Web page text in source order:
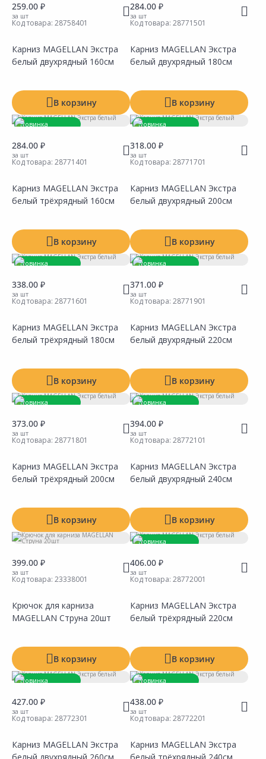
259.00 ₽
за шт
Код товара: 28758401
Карниз MAGELLAN Экстра
белый двухрядный 160см
В корзину
284.00 ₽
за шт
Код товара: 28771501
Карниз MAGELLAN Экстра
белый двухрядный 180см
В корзину
Новинка
284.00 ₽
за шт
Код товара: 28771401
Карниз MAGELLAN Экстра
белый трёхрядный 160см
В корзину
Новинка
318.00 ₽
за шт
Код товара: 28771701
Карниз MAGELLAN Экстра
белый двухрядный 200см
В корзину
Новинка
338.00 ₽
за шт
Код товара: 28771601
Карниз MAGELLAN Экстра
белый трёхрядный 180см
В корзину
Новинка
371.00 ₽
за шт
Код товара: 28771901
Карниз MAGELLAN Экстра
белый двухрядный 220см
В корзину
Новинка
373.00 ₽
за шт
Код товара: 28771801
Карниз MAGELLAN Экстра
белый трёхрядный 200см
В корзину
Новинка
394.00 ₽
за шт
Код товара: 28772101
Карниз MAGELLAN Экстра
белый двухрядный 240см
В корзину
399.00 ₽
за шт
Код товара: 23338001
Крючок для карниза
MAGELLAN Струна 20шт
В корзину
Новинка
406.00 ₽
за шт
Код товара: 28772001
Карниз MAGELLAN Экстра
белый трёхрядный 220см
В корзину
Новинка
427.00 ₽
за шт
Код товара: 28772301
Карниз MAGELLAN Экстра
Новинка
438.00 ₽
за шт
Код товара: 28772201
Карниз MAGELLAN Экстра